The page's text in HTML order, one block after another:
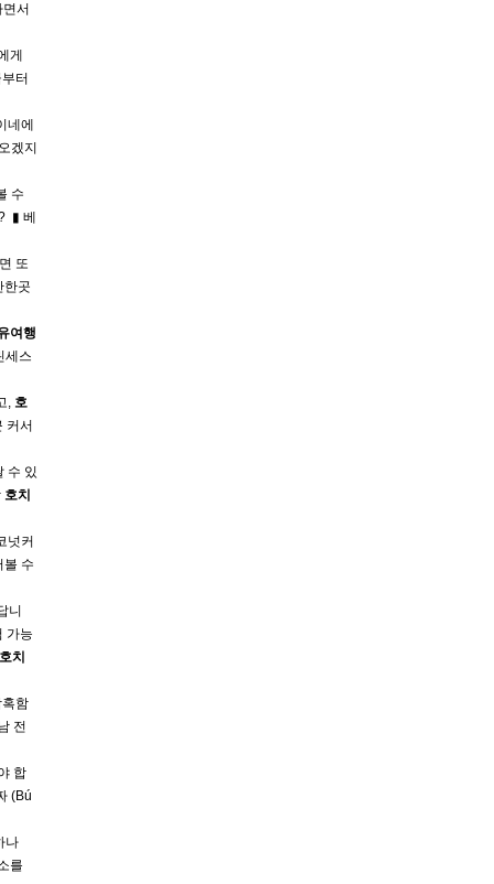
서
게
터
네에
겠지
수
▮ 베
또
한곳
여행
세스
, 호
커서
수 있
호치
넛커
볼 수
니
가능
호치
함
전
합
(Bú
나
를